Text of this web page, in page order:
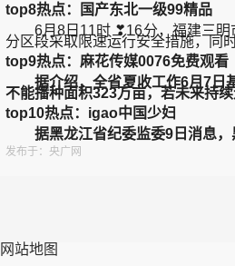
top8热点：国产东北一级99精品
6月8日11时 ❣16分，福建三明市
分区段采取限速运行安全措施，同
top9热点：麻花传媒0076免费观看
据介绍，全省夏收工作6月7日基
不能播种面积323万亩，若未来持
top10热点：igao中国少妇
据黑龙江省纪委监委9日消息，黑
发布于：央广网
网站地图